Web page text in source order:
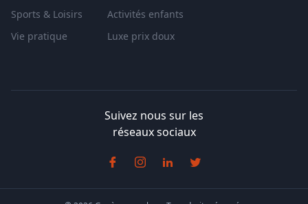
Sports & Loisirs
Activités enfants
Vie pratique
Luxe prix doux
Suivez nous sur les
réseaux sociaux